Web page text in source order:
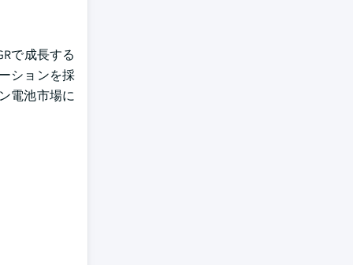
で成長する
ションを採
電池市場に